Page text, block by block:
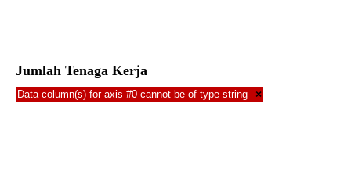
Jumlah Tenaga Kerja
Data column(s) for axis #0 cannot be of type string ×